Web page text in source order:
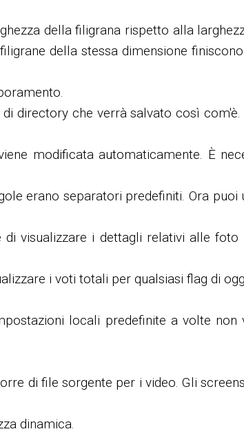
della filigrana rispetto alla
della stessa dimensione
directory che verrà salvato così
modificata automaticamente. È
erano separatori predefiniti. Ora puoi
visualizzare i dettagli relativi alle
i voti totali per qualsiasi flag di
locali predefinite a volte non
di file sorgente per i video. Gli
dinamica.